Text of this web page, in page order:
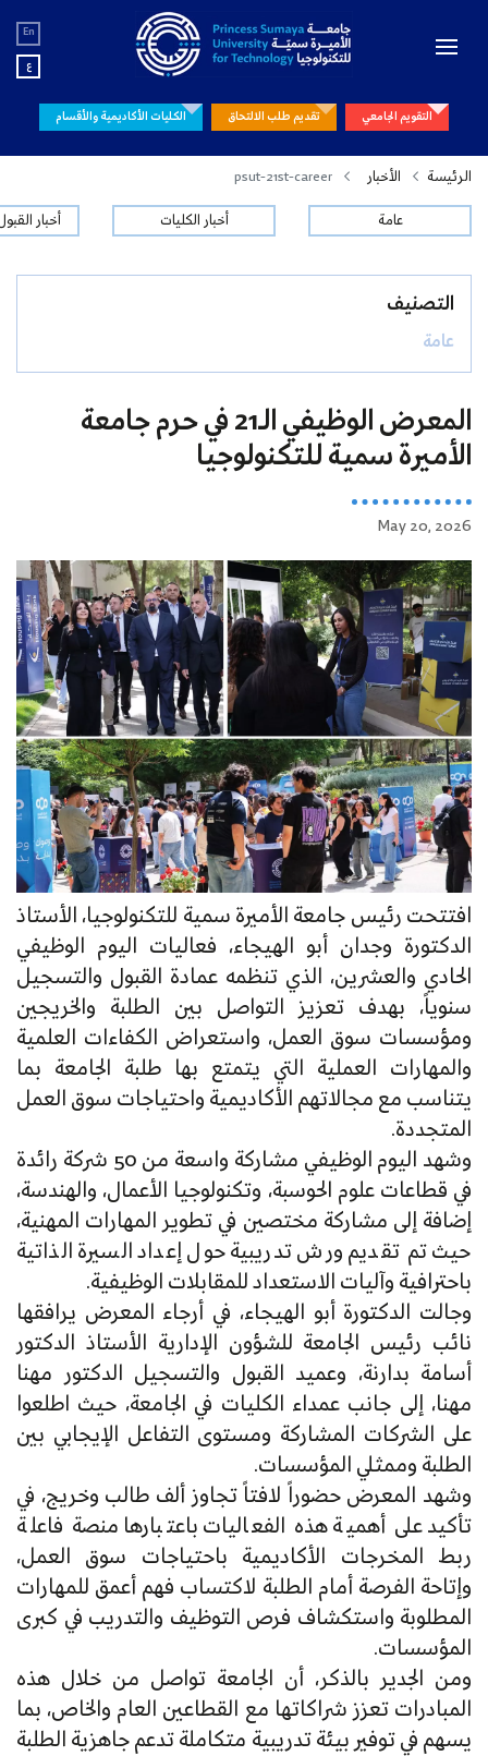
En
ع
التقويم الجامعي تقديم طلب الالتحاق الكليات الأكاديمية والأقسام
الرئيسة الأخبار
عامة أخبار الكليات أخبار
التصنيف
عامة
المعرض الوظيفي الـ21 في حرم جامعة
الأميرة سمية للتكنولوجيا
May 20, 2026
افتتحت رئيس جامعة الأميرة سمية للتكنولوجيا، الأستاذ
الدكتورة وجدان أبو الهيجاء، فعاليات اليوم الوظيفي
الحادي والعشرين، الذي تنظمه عمادة القبول والتسجيل
سنوياً، بهدف تعزيز التواصل بين الطلبة والخريجين
ومؤسسات سوق العمل، واستعراض الكفاءات العلمية
والمهارات العملية التي يتمتع بها طلبة الجامعة بما
يتناسب مع مجالاتهم الأكاديمية واحتياجات سوق العمل
المتجددة.
وشهد اليوم الوظيفي مشاركة واسعة من 50 شركة رائدة
في قطاعات علوم الحوسبة، وتكنولوجيا الأعمال، والهندسة،
إضافة إلى مشاركة مختصين في تطوير المهارات المهنية،
حيث تم تقديم ورش تدريبية حول إعداد السيرة الذاتية
باحترافية وآليات الاستعداد للمقابلات الوظيفية.
وجالت الدكتورة أبو الهيجاء، في أرجاء المعرض يرافقها
نائب رئيس الجامعة للشؤون الإدارية الأستاذ الدكتور
أسامة بدارنة، وعميد القبول والتسجيل الدكتور مهنا
مهنا، إلى جانب عمداء الكليات في الجامعة، حيث اطلعوا
على الشركات المشاركة ومستوى التفاعل الإيجابي بين
الطلبة وممثلي المؤسسات.
وشهد المعرض حضوراً لافتاً تجاوز ألف طالب وخريج، في
تأكيد على أهمية هذه الفعاليات باعتبارها منصة فاعلة
ربط المخرجات الأكاديمية باحتياجات سوق العمل،
وإتاحة الفرصة أمام الطلبة لاكتساب فهم أعمق للمهارات
المطلوبة واستكشاف فرص التوظيف والتدريب في كبرى
المؤسسات.
ومن الجدير بالذكر، أن الجامعة تواصل من خلال هذه
المبادرات تعزز شراكاتها مع القطاعين العام والخاص، بما
يسهم في توفير بيئة تدريبية متكاملة تدعم جاهزية الطلبة